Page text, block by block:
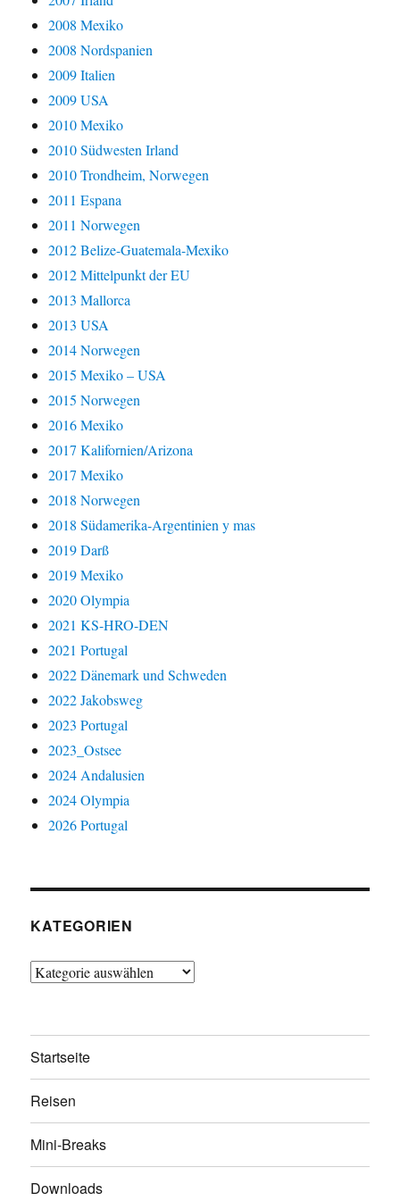
2008 Mexiko
2008 Nordspanien
2009 Italien
2009 USA
2010 Mexiko
2010 Südwesten Irland
2010 Trondheim, Norwegen
2011 Espana
2011 Norwegen
2012 Belize-Guatemala-Mexiko
2012 Mittelpunkt der EU
2013 Mallorca
2013 USA
2014 Norwegen
2015 Mexiko – USA
2015 Norwegen
2016 Mexiko
2017 Kalifornien/Arizona
2017 Mexiko
2018 Norwegen
2018 Südamerika-Argentinien y mas
2019 Darß
2019 Mexiko
2020 Olympia
2021 KS-HRO-DEN
2021 Portugal
2022 Dänemark und Schweden
2022 Jakobsweg
2023 Portugal
2023_Ostsee
2024 Andalusien
2024 Olympia
2026 Portugal
KATEGORIEN
Kategorien
Startseite
Reisen
Mini-Breaks
Downloads